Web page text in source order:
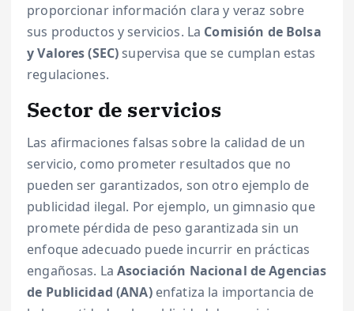
proporcionar información clara y veraz sobre
sus productos y servicios. La Comisión de Bolsa
y Valores (SEC)supervisa que se cumplan estas
regulaciones.
Sector de servicios
Las afirmaciones falsas sobre la calidad de un
servicio, como prometer resultados que no
pueden ser garantizados, son otro ejemplo de
publicidad ilegal. Por ejemplo, un gimnasio que
promete pérdida de peso garantizada sin un
enfoque adecuado puede incurrir en prácticas
engañosas. LaAsociación Nacional de Agencias
de Publicidad (ANA)enfatiza la importancia de